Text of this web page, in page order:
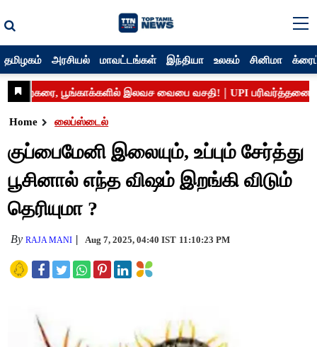
தமிழகம் அரசியல் மாவட்டங்கள் இந்தியா உலகம் சினிமா
Home லைப்ஸ்டைல்
குப்பைமேனி இலையும், உப்பும் சேர்த்து
பூசினால் எந்த விஷம் இறங்கி விடும்
தெரியுமா ?
ByRAJA MANI Aug 7, 2025, 04:40 IST 11:10:23 PM